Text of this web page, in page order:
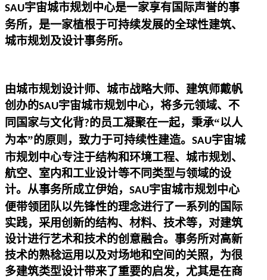
SAU宇宙城市规划中心是一家享有国际声誉的事
务所，是一家植根于可持续发展的全球性建筑、
城市规划及设计事务所。
由城市规划设计师、 城市战略大师、建筑师戴帆
创办的SAU宇宙城市规划中心，将多元领域、不
同国家与文化背? 的员工凝聚在一起，秉承“以人
为本”的原则，致力于可持续性建造。 SAU宇宙城
市规划中心专注于结构和环境工程、城市规划、
航空、室内和工业设计等不同类型与领域的设
计。从事务所成立伊始， SAU宇宙城市规划中心
便带领团队以先锋性的理念进行了一系列的国际
实践，采用创新的结构、材料、技术等，对建筑
设计进行艺术和技术的创意融合。事务所对高新
技术的熟稔运用以及对场地和空间的关照，为很
多建筑类型设计带来了重要的启发，尤其是在商